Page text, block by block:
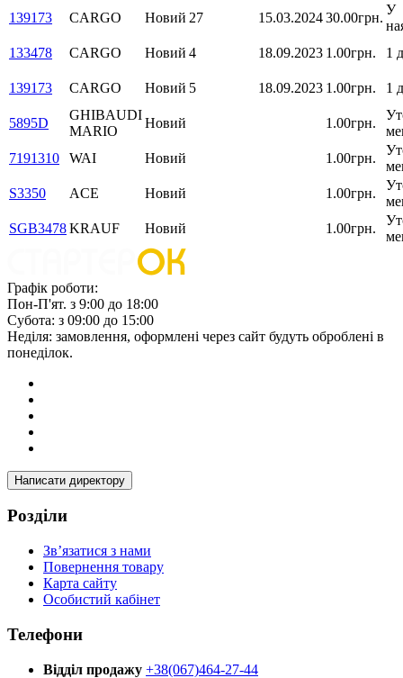
139173
CARGO Новий 27 15.03.202430.00грн.
У
133478
CARGO Новий 4 18.09.2023 1.00грн. 1
139173 CARGO Новий 5 18.09.2023 1.00грн. 1
5895D
GHIBAUDI
MARIO
Новий 1.00грн.
7191310
WAI Новий 1.00грн.
S3350
ACE Новий 1.00грн.
SGB3478KRAUF Новий 1.00грн.
Графік роботи:
Пон-П'ят. з 9:00 до 18:00
Субота: з 09:00 до 15:00
Неділя: замовлення, оформлені через сайт будуть оброблені в
понеділок.
Написати директору
Розділи
Зв’язатися з нами
Повернення товару
Карта сайту
Особистий кабінет
Телефони
Відділ продажу +38(067)464-27-44